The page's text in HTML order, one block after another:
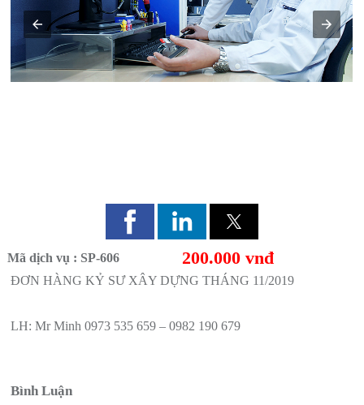
Mã dịch vụ : SP-606 200.000 vnđ
ĐƠN HÀNG KỶ SƯ XÂY DỰNG THÁNG 11/2019
LH: Mr Minh 0973 535 659 – 0982 190 679
Bình Luận